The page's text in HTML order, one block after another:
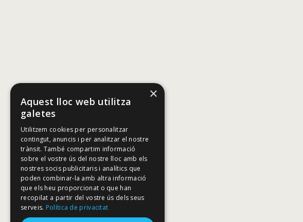
×
Aquest lloc web utilitza
galetes
Utilitzem cookies per personalitzar
contingut, anuncis i per analitzar el nostre
trànsit. També compartim informació
sobre el vostre ús del nostre lloc amb els
nostres socis publicitaris i analítics que
poden combinar-la amb altra informació
que els heu proporcionat o que han
recopilat a partir del vostre ús dels seus
serveis. Política de privacitat